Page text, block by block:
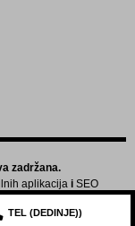
zadržana.
aplikacija i SEO
TEL (DEDINJE))